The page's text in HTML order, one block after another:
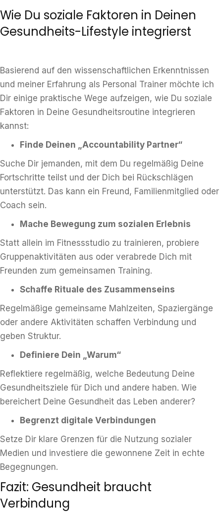
Wie Du soziale Faktoren in Deinen
Gesundheits-Lifestyle integrierst
Basierend auf den wissenschaftlichen Erkenntnissen
und meiner Erfahrung als Personal Trainer möchte ich
Dir einige praktische Wege aufzeigen, wie Du soziale
Faktoren in Deine Gesundheitsroutine integrieren
kannst:
Finde Deinen „Accountability Partner“
Suche Dir jemanden, mit dem Du regelmäßig Deine
Fortschritte teilst und der Dich bei Rückschlägen
unterstützt. Das kann ein Freund, Familienmitglied oder
Coach sein.
Mache Bewegung zum sozialen Erlebnis
Statt allein im Fitnessstudio zu trainieren, probiere
Gruppenaktivitäten aus oder verabrede Dich mit
Freunden zum gemeinsamen Training.
Schaffe Rituale des Zusammenseins
Regelmäßige gemeinsame Mahlzeiten, Spaziergänge
oder andere Aktivitäten schaffen Verbindung und
geben Struktur.
Definiere Dein „Warum“
Reflektiere regelmäßig, welche Bedeutung Deine
Gesundheitsziele für Dich und andere haben. Wie
bereichert Deine Gesundheit das Leben anderer?
Begrenzt digitale Verbindungen
Setze Dir klare Grenzen für die Nutzung sozialer
Medien und investiere die gewonnene Zeit in echte
Begegnungen.
Fazit: Gesundheit braucht
Verbindung